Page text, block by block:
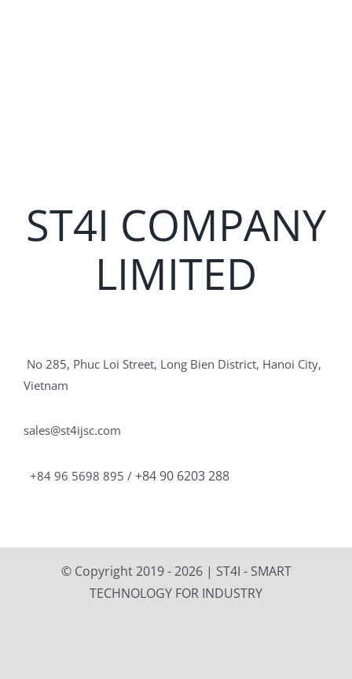
ST4I COMPANY
LIMITED
No 285, Phuc Loi Street, Long Bien District, Hanoi City,
Vietnam
sales@st4ijsc.com
+84 96 5698 895 / +84 90 6203 288
© Copyright 2019 -2026 | ST4I - SMART
TECHNOLOGY FOR INDUSTRY